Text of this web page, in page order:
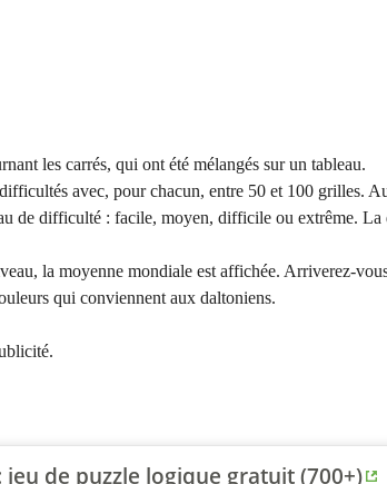
les carrés, qui ont été mélangés sur un tableau.
avec, pour chacun, entre 50 et 100 grilles.
de difficulté : facile, moyen, difficile ou extrême.
la moyenne mondiale est affichée. Arriverez-
qui conviennent aux daltoniens.
jeu de puzzle logique gratuit (700+)